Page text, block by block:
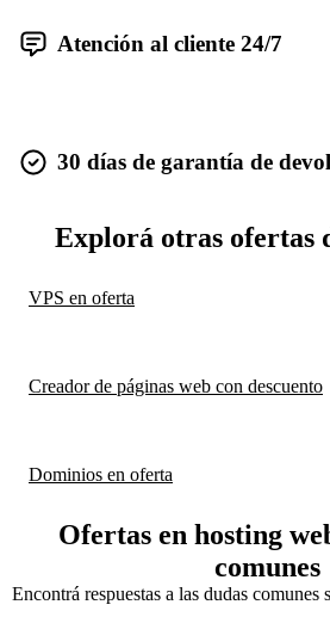
Atención al cliente 24/7
30 días de garantía de
Explorá otras ofertas
VPS en oferta
Creador de páginas web con descuento
Dominios en oferta
Ofertas en hosting
comunes
Encontrá respuestas a las dudas comunes